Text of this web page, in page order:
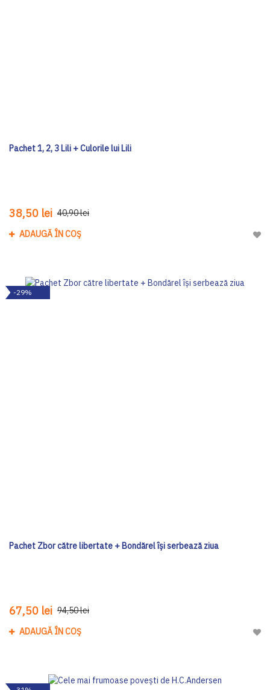
Pachet 1, 2, 3 Lili + Culorile lui Lili
38,50 lei 40,90 lei
ADAUGĂ ÎN COȘ
-29%
Pachet Zbor către libertate + Bondărel își serbează ziua
67,50 lei 94,50 lei
ADAUGĂ ÎN COȘ